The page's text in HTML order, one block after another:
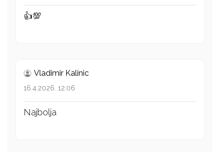
👍💯
Vladimir Kalinic
16.4.2026. 12:06
Najbolja